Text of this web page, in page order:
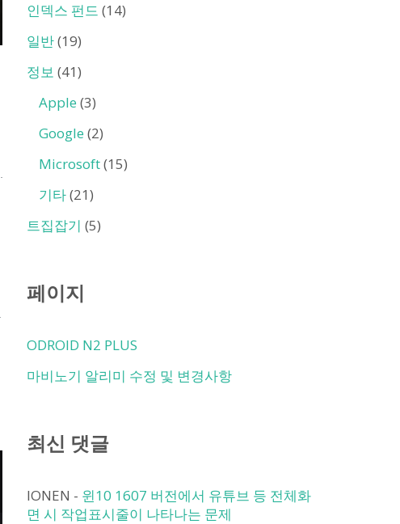
인덱스 펀드 (14)
일반(19)
정보 (41)
Apple (3)
Google (2)
Microsoft(15)
기타(21)
트집잡기 (5)
페이지
ODROID N2 PLUS
마비노기 알리미 수정 및 변경사항
최신 댓글
IONEN - 윈10 1607 버전에서 유튜브 등 전체화
면 시 작업표시줄이 나타나는 문제